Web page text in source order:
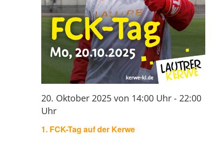
1. FCK-Tag auf der Kerwe
20. Oktober 2025 von 14:00 Uhr - 22:00
Uhr